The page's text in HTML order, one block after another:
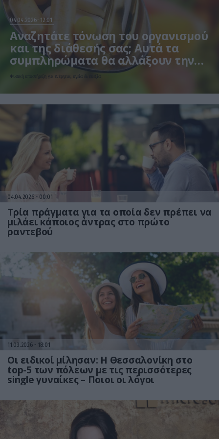
04.04.2026 12:01
Αναζητάτε τόνωση του οργανισμού
και της διάθεσής σας; Αυτά τα
συμπληρώματα θα αλλάξουν την
καθημερινότητά σας!
Φυσική υποστήριξη για ενέργεια, υγεία & ευεξία
04.04.2026 00:01
Τρία πράγματα για τα οποία δεν πρέπει να
μιλάει κάποιος άντρας στο πρώτο
ραντεβού
11.03.2026 18:01
Οι ειδικοί μίλησαν: Η Θεσσαλονίκη στο
top-5 των πόλεων με τις περισσότερες
single γυναίκες – Ποιοι οι λόγοι